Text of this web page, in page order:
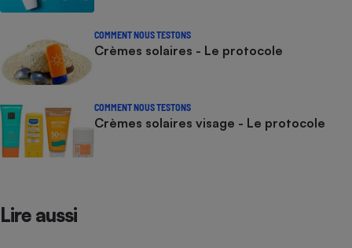
COMMENT NOUS TESTONS
Crèmes solaires - Le protocole
COMMENT NOUS TESTONS
Crèmes solaires visage - Le protocole
Lire aussi